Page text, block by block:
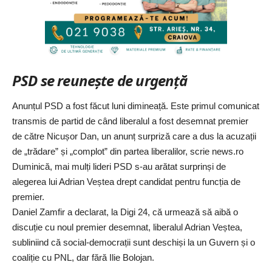
PSD se reunește de urgență
Anunțul PSD a fost făcut luni dimineață. Este primul comunicat
transmis de partid de când liberalul a fost desemnat premier
de către Nicușor Dan, un anunț surpriză care a dus la acuzații
de „trădare” și „complot” din partea liberalilor, scrie news.ro
Duminică, mai mulți lideri PSD s-au arătat surprinși de
alegerea lui Adrian Veștea drept candidat pentru funcția de
premier.
Daniel Zamfir a declarat, la Digi 24, că urmează să aibă o
discuție cu noul premier desemnat, liberalul Adrian Veștea,
subliniind că social-democrații sunt deschiși la un Guvern și o
coaliție cu PNL, dar fără Ilie Bolojan.